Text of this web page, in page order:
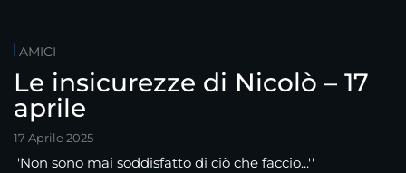
AMICI
Le insicurezze di Nicolò – 17
aprile
17 Aprile 2025
''Non sono mai soddisfatto di ciò che faccio...''